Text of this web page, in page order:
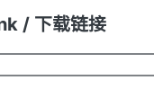
/ 下载链接